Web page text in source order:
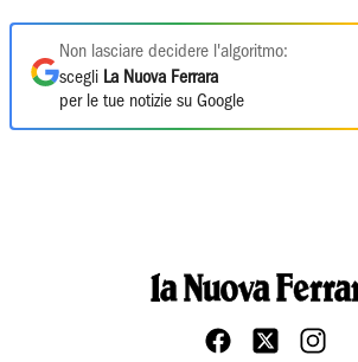
Non lasciare decidere l'algoritmo:
scegli La Nuova Ferrara
per le tue notizie su Google